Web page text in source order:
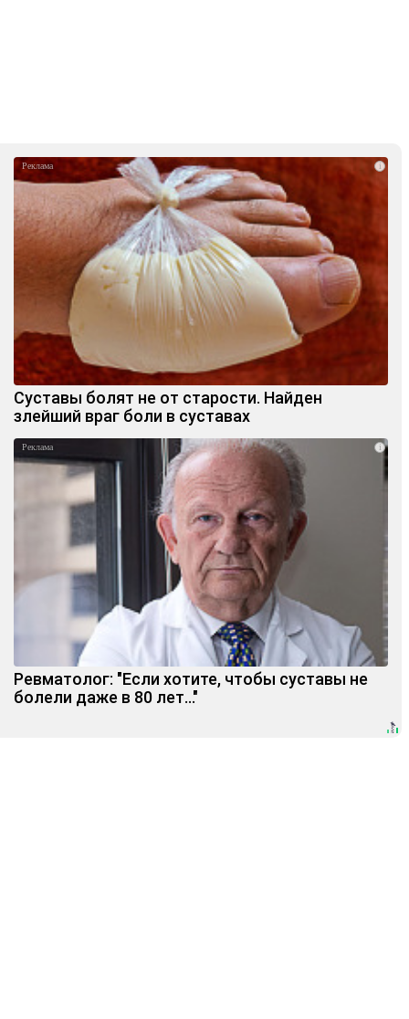
i
Суставы болят не от старости. Найден
злейший враг боли в суставах
i
Ревматолог: "Если хотите, чтобы суставы не
болели даже в 80 лет..."